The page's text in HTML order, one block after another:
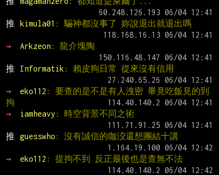
推
kimula01 : 騙神都沒事了 妳說退出就退出嗎
→
Arkzeon: 龍介塊陶
推
Informatik : 賴皮狗日常 從來沒有信用
→
eko112 : 要查的是不是有人洩密 畢竟吃飯見的到
拘
→
iamheavy : 時空背景不同之術
推
guesswho : 沒有誠信的咖洨還想團結十講
→
eko112 : 提拘不到 反正最後也是查無不法